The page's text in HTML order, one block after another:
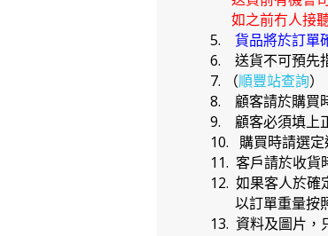
如之前冇人接聽
5. 貨品將於訂單
6. 送貨不可預先
7. （順豐站查詢）
8. 顧客請於購買
9. 顧客必須填上
10. 購買時請選定
11. 客戶請於收貨
12. 如果客人於確
以訂單重量按
13. 資料及圖片，